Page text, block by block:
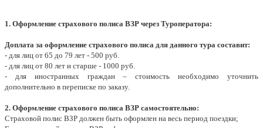
1. Оформление страхового полиса ВЗР через Туроператора:
Доплата за оформление страхового полиса для данного тура составит:
- для лиц от 65 до 79 лет - 500 руб.
- для лиц от 80 лет и старше - 1000 руб.
- для иностранных граждан – стоимость необходимо уточнить
дополнительно в переписке по заказу.
2. Оформление страхового полиса ВЗР самостоятельно:
Страховой полис ВЗР должен быть оформлен на весь период поездки;